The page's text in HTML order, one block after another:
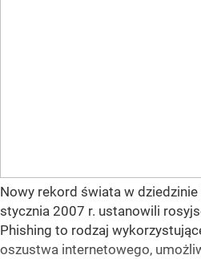
Nowy rekord świata w
stycznia 2007 r. ustanowili
Phishing to rodzaj
oszustwa internetowego,